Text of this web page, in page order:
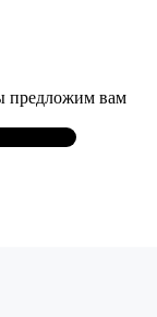
предложим вам